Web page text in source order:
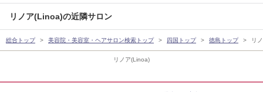
リノア(Linoa)
リノア(Linoa)の近隣サロン
総合トップ 美容院・美容室・ヘアサロン検索トップ 四国トップ 徳島トップ リ